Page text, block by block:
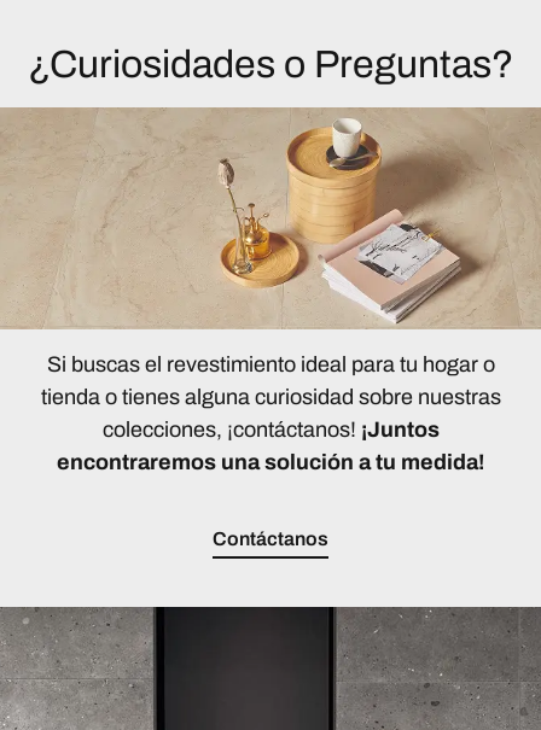
¿Curiosidades o Preguntas?
Si buscas el revestimiento ideal para tu hogar o
tienda o tienes alguna curiosidad sobre nuestras
colecciones, ¡contáctanos! ¡Juntos
encontraremos una solución a tu medida!
Contáctanos